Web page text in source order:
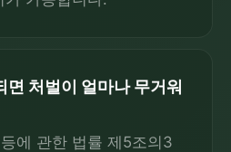
면 처벌이 얼마나 무거워
에 관한 법률 제5조의3